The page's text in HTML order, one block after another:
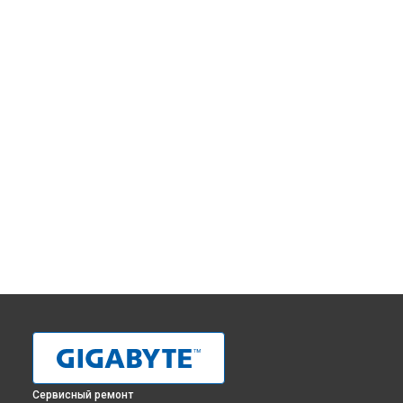
Сервисный ремонт